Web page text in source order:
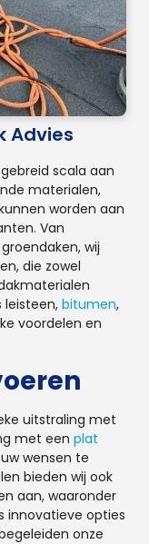
Advies
scala aan
materialen,
worden aan
Van
wij
die zowel
leisteen, bitumen,
voordelen en
uitstraling met
met een plat
wensen te
bieden wij ook
aan, waaronder
innovatieve opties
onze